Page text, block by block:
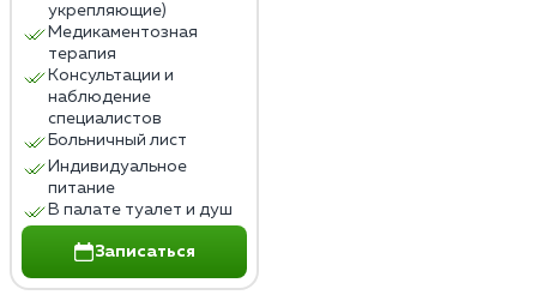
укрепляющие)
Медикаментозная
терапия
Консультации и
наблюдение
специалистов
Больничный лист
Индивидуальное
питание
В палате туалет и душ
Записаться